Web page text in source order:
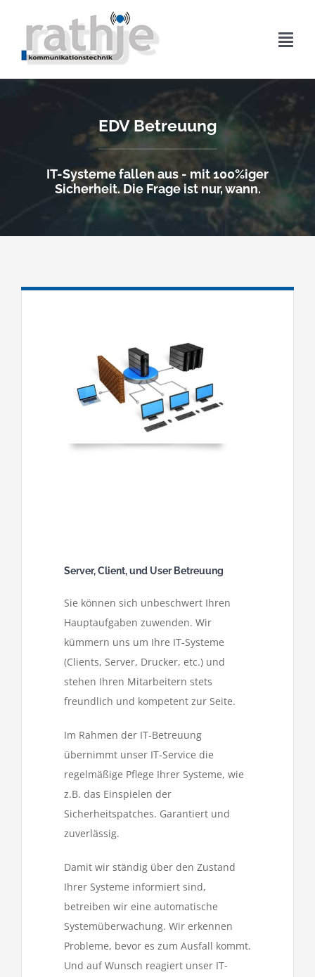
Inhalt
springen
Home
Leistungen
Downloads
EDV Betreuung
IT-Systeme fallen aus - mit 100%iger
Sicherheit. Die Frage ist nur, wann.
Server, Client, und User Betreuung
Sie können sich unbeschwert Ihren
Hauptaufgaben zuwenden. Wir
kümmern uns um Ihre IT-Systeme
(Clients, Server, Drucker, etc.) und
stehen Ihren Mitarbeitern stets
freundlich und kompetent zur Seite.
Im Rahmen der IT-Betreuung
übernimmt unser IT-Service die
regelmäßige Pflege Ihrer Systeme, wie
z.B. das Einspielen der
Sicherheitspatches. Garantiert und
zuverlässig.
Damit wir ständig über den Zustand
Ihrer Systeme informiert sind,
betreiben wir eine automatische
Systemüberwachung. Wir erkennen
Probleme, bevor es zum Ausfall kommt.
Und auf Wunsch reagiert unser IT-